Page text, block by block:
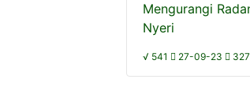
Mengurangi
Nyeri
√ 541 27-09-23